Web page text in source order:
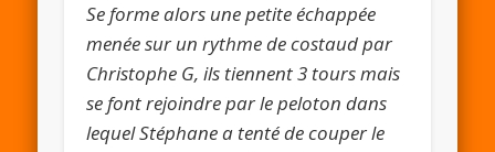
Se forme alors une petite échappée
menée sur un rythme de costaud par
Christophe G, ils tiennent 3 tours mais
se font rejoindre par le peloton dans
lequel Stéphane a tenté de couper le